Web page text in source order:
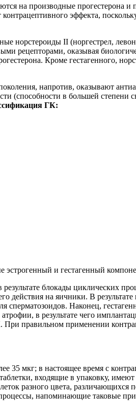
на производные прогестерона
эффекта,
норстероиды II (норгестрел,
рецепторами, оказывая
Кроме гестагенного,
напротив, оказывают
(способности в большей степени
ГК:
эстрогенный и гестагенный
блокады циклических
действия на яичники. В
сперматозоидов. Наконец,
в результате чего
правильном применении
35 мкг; в настоящее время с
входящие в упаковку,
разного цвета, различающихся
напоминающие таковые